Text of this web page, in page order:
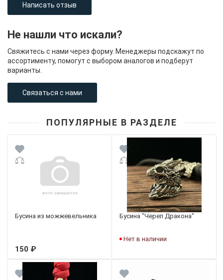
Написать отзыв
Не нашли что искали?
Свяжитесь с нами через форму. Менеджеры подскажут по
ассортименту, помогут с выбором аналогов и подберут
варианты.
Связаться с нами
ПОПУЛЯРНЫЕ В РАЗДЕЛЕ
Бусина из можжевельника
150 ₽
Бусина "Череп Дракона"
Нет в наличии